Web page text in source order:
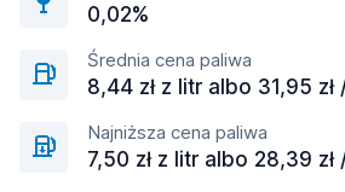
0,02%
Średnia cena paliwa
8,44 zł z litr albo 31,95 zł
Najniższa cena paliwa
7,50 zł z litr albo 28,39 zł